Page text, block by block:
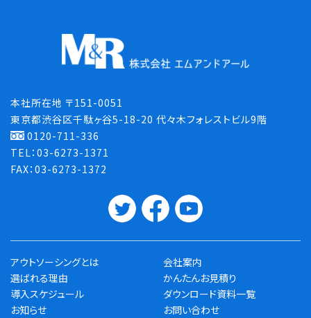
本社所在地 〒151-0051
東京都渋谷区千駄ヶ谷5-18-20 代々木フォレストビル9階
0120-711-336
TEL：03-6273-1371
FAX：03-6273-1372
アウトソーシングとは
選ばれる理由
導入スケジュール
お知らせ
会社案内
かんたんお見積り
ダウンロード資料一覧
お問い合わせ